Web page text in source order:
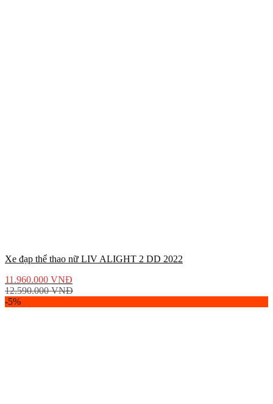
Xe đạp thể thao nữ LIV ALIGHT 2 DD 2022
11.960.000 VNĐ
12.590.000VNĐ
-5%